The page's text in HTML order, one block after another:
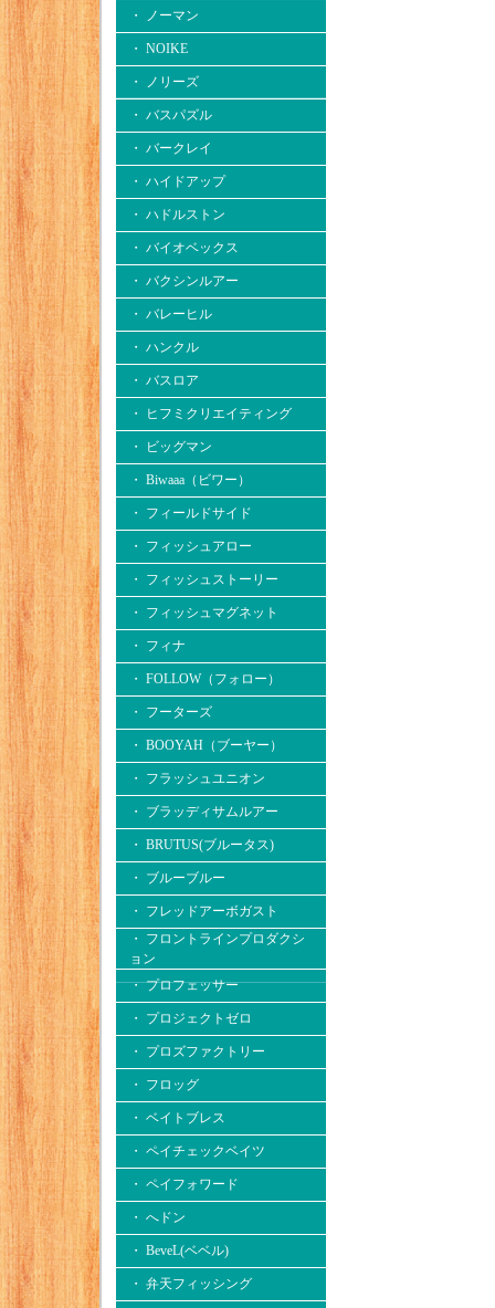
・ ノーマン
・ NOIKE
・ ノリーズ
・ バスパズル
・ バークレイ
・ ハイドアップ
・ ハドルストン
・ バイオベックス
・ バクシンルアー
・ バレーヒル
・ ハンクル
・ バスロア
・ ヒフミクリエイティング
・ ビッグマン
・ Biwaaa（ビワー）
・ フィールドサイド
・ フィッシュアロー
・ フィッシュストーリー
・ フィッシュマグネット
・ フィナ
・ FOLLOW（フォロー）
・ フーターズ
・ BOOYAH（ブーヤー）
・ フラッシュユニオン
・ ブラッディサムルアー
・ BRUTUS(ブルータス)
・ ブルーブルー
・ フレッドアーボガスト
・ フロントラインプロダクシ
ョン
・ プロフェッサー
・ プロジェクトゼロ
・ プロズファクトリー
・ フロッグ
・ ベイトブレス
・ ペイチェックベイツ
・ ペイフォワード
・ へドン
・ BeveL(ベベル)
・ 弁天フィッシング